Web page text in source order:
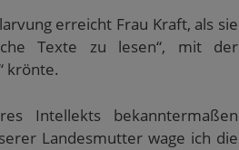
erreicht Frau Kraft, als sie
Texte zu lesen“, mit der
krönte.
Intellekts bekanntermaßen
Landesmutter wage ich die